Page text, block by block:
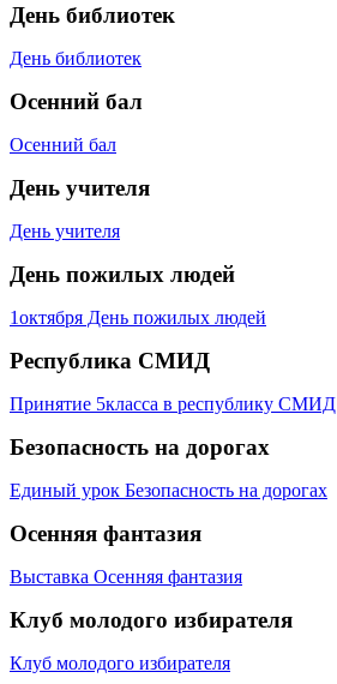
День библиотек
День библиотек
Осенний бал
Осенний бал
День учителя
День учителя
День пожилых людей
1октября День пожилых людей
Республика СМИД
Принятие 5класса в республику СМИД
Безопасность на дорогах
Единый урок Безопасность на дорогах
Осенняя фантазия
Выставка Осенняя фантазия
Клуб молодого избирателя
Клуб молодого избирателя